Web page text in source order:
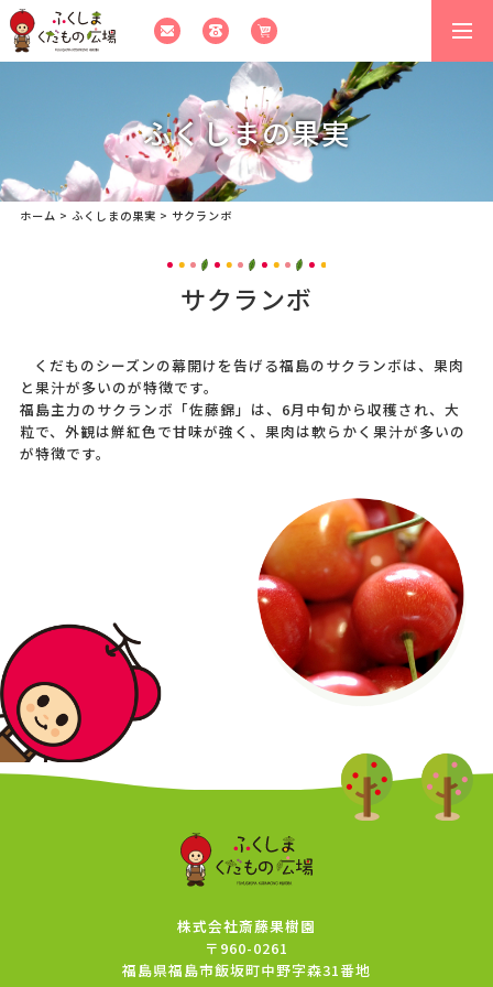
ふくしまの果実
ホーム > ふくしまの果実 > サクランボ
サクランボ
くだものシーズンの幕開けを告げる福島のサクランボは、果肉
と果汁が多いのが特徴です。
福島主力のサクランボ「佐藤錦」は、6月中旬から収穫され、大
粒で、外観は鮮紅色で甘味が強く、果肉は軟らかく果汁が多いの
が特徴です。
株式会社斎藤果樹園
〒960-0261
福島県福島市飯坂町中野字森31番地